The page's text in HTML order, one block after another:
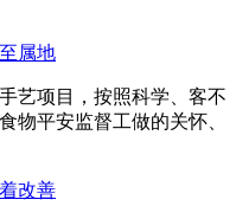
属地
艺项目，按照科学、客不
物平安监督工做的关怀、